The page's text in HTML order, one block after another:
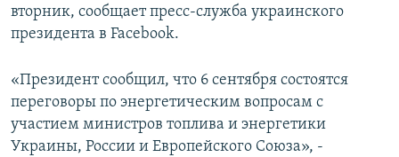
вторник, сообщает пресс-служба украинского
президента в Facebook.
«Президент сообщил, что 6 сентября состоятся
переговоры по энергетическим вопросам с
участием министров топлива и энергетики
Украины, России и Европейского Союза», ‑